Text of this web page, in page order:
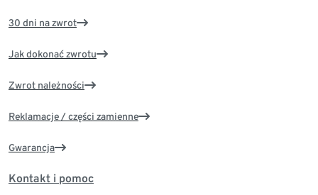
30 dni na zwrot
Jak dokonać zwrotu
Zwrot należności
Reklamacje / części zamienne
Gwarancja
Kontakt i pomoc